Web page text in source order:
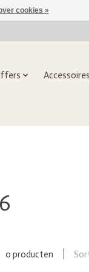
0 producten
cookies »